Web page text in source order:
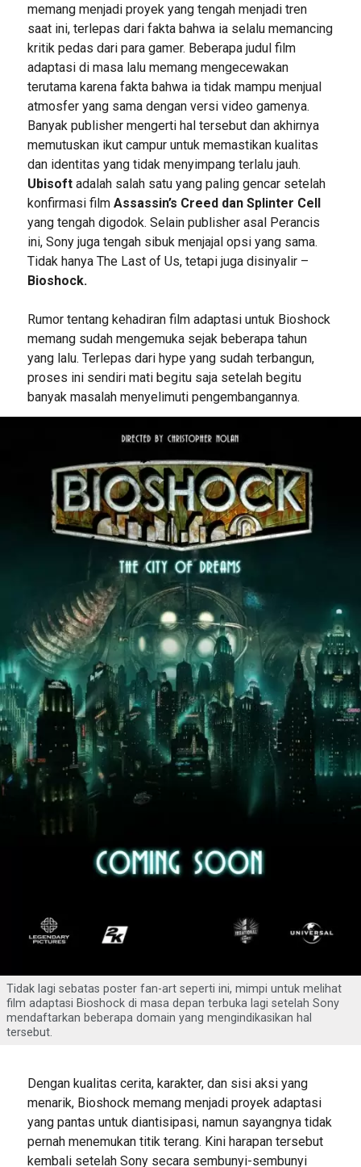
memang menjadi proyek yang tengah menjadi tren
saat ini, terlepas dari fakta bahwa ia selalu memancing
kritik pedas dari para gamer. Beberapa judul film
adaptasi di masa lalu memang mengecewakan
terutama karena fakta bahwa ia tidak mampu menjual
atmosfer yang sama dengan versi video gamenya.
Banyak publisher mengerti hal tersebut dan akhirnya
memutuskan ikut campur untuk memastikan kualitas
dan identitas yang tidak menyimpang terlalu jauh.
Ubisoftadalah salah satu yang paling gencar setelah
konfirmasi film Assassin’s Creed dan Splinter Cell
yang tengah digodok. Selain publisher asal Perancis
ini, Sony juga tengah sibuk menjajal opsi yang sama.
Tidak hanya The Last of Us, tetapi juga disinyalir –
Bioshock.
Rumor tentang kehadiran film adaptasi untuk Bioshock
memang sudah mengemuka sejak beberapa tahun
yang lalu. Terlepas dari hype yang sudah terbangun,
proses ini sendiri mati begitu saja setelah begitu
banyak masalah menyelimuti pengembangannya.
Tidak lagi sebatas poster fan-art seperti ini, mimpi untuk melihat
film adaptasi Bioshock di masa depan terbuka lagi setelah Sony
mendaftarkan beberapa domain yang mengindikasikan hal
tersebut.
Dengan kualitas cerita, karakter, dan sisi aksi yang
menarik, Bioshock memang menjadi proyek adaptasi
yang pantas untuk diantisipasi, namun sayangnya tidak
pernah menemukan titik terang. Kini harapan tersebut
kembali setelah Sony secara sembunyi-sembunyi